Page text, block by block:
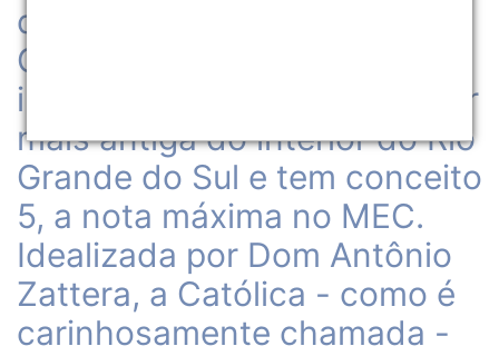
de 1960, a Universidade
Católica de Pelotas é a
instituição de ensino superior
mais antiga do interior do Rio
Grande do Sul e tem conceito
5, a nota máxima no MEC.
Idealizada por Dom Antônio
Zattera, a Católica - como é
carinhosamente chamada -